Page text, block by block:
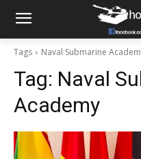
Tags Naval Submarine
Tag: Naval
Academy